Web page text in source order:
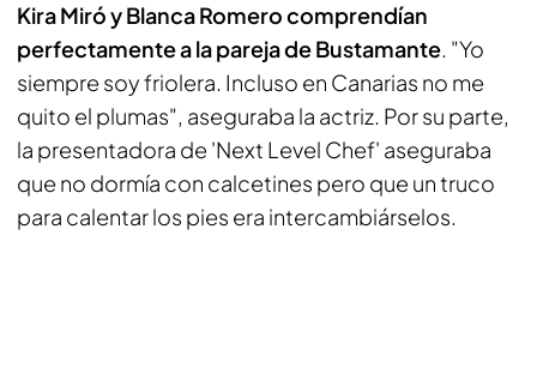
Kira Miró y Blanca Romero comprendían
perfectamente a la pareja de Bustamante. "Yo
siempre soy friolera. Incluso en Canarias no me
quito el plumas", aseguraba la actriz. Por su parte,
la presentadora de 'Next Level Chef' aseguraba
que no dormía con calcetines pero que un truco
para calentar los pies era intercambiárselos.